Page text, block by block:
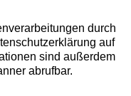
durch
auf
sind außerdem
abrufbar.